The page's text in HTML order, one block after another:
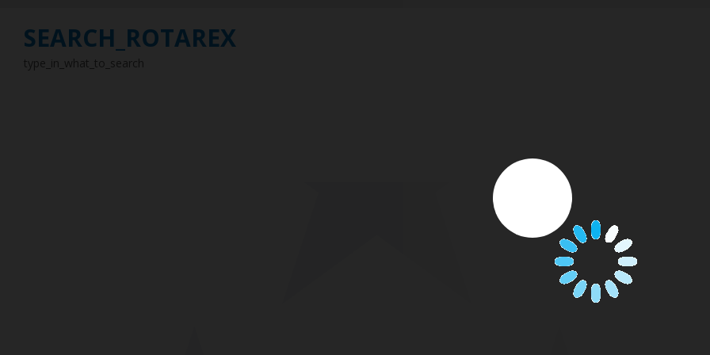
SEARCH_ROTAREX
type_in_what_to_search